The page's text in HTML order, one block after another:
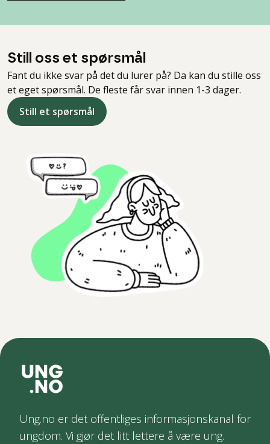
Still oss et spørsmål
Fant du ikke svar på det du lurer på? Da kan du stille oss
et eget spørsmål. De fleste får svar innen 1-3 dager.
Still et spørsmål
Ung.no er det offentliges informasjonskanal for
ungdom. Vi gjør det litt lettere å være ung.